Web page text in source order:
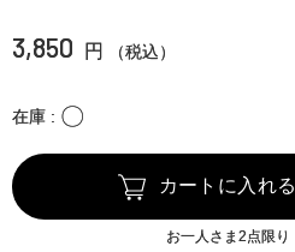
3,850 円 （税込）
在庫 〇
カートに入れる
お一人さま2点限り